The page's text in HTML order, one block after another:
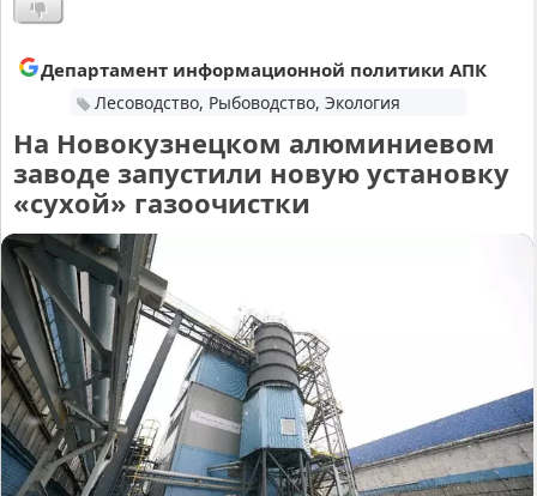
Департамент информационной политики АПК
Лесоводство, Рыбоводство, Экология
На Новокузнецком алюминиевом
заводе запустили новую установку
«сухой» газоочистки